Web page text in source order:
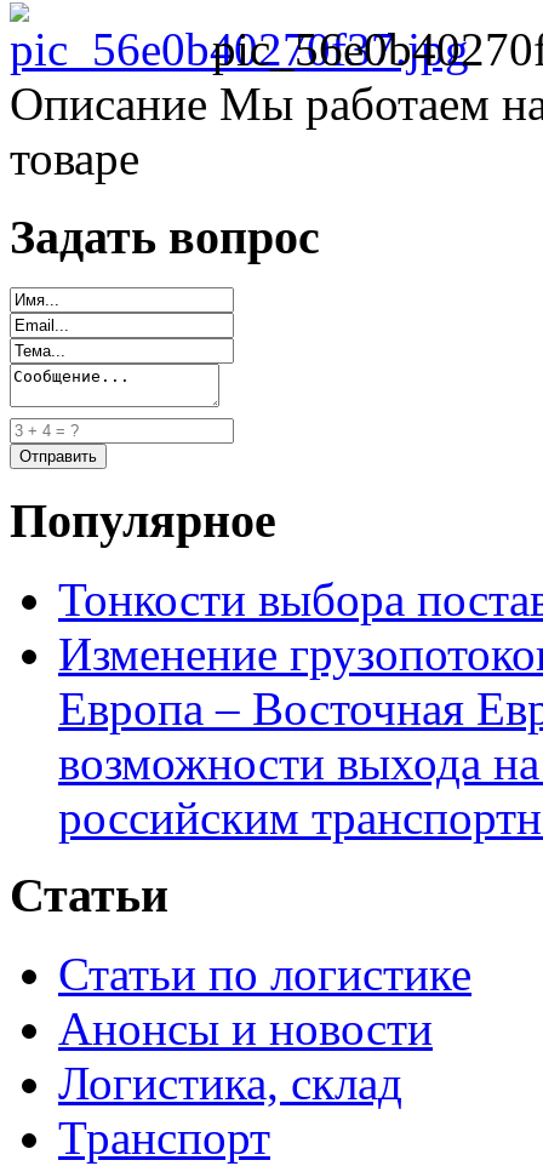
Описание Мы работаем
товаре
Задать вопрос
Популярное
Тонкости выбора
Изменение
Европа – Восточная
возможности выхода
российским
Статьи
Статьи по логистике
Анонсы и новости
Логистика, склад
Транспорт